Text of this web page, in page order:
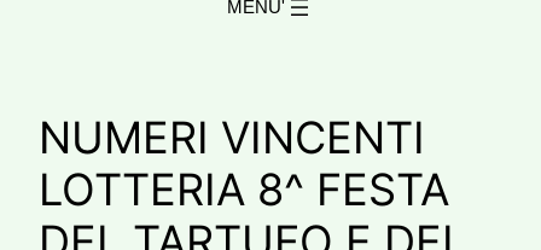
NUMERI VINCENTI
LOTTERIA 8^ FESTA